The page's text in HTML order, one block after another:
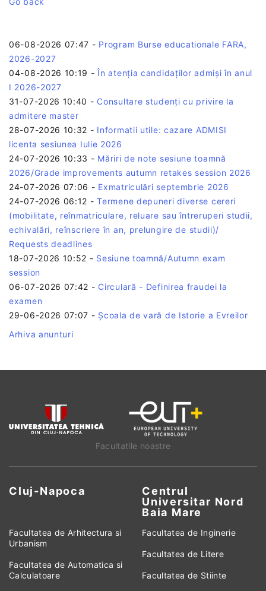
06-08-2026 07:47 - Program Burse educationale FARA,
2026-2027
04-08-2026 10:19 -În atenția candidaților admiși în anul
I 2026-2027
31-07-2026 10:40 - Consultare studenți cu privire la
admitere master
28-07-2026 10:32 - Informatii utile: cazare ADMISI
licenta sesiunea Iulie 2026
24-07-2026 10:33 - Măriri de note sesiune toamnă
2026/Grade improvements autumn retakes session 2026
24-07-2026 07:06 - Exmatriculări septembrie 2026
24-07-2026 06:12 -Termene depuneri diverse cereri
(mobilitate, reînmatriculare, reluare sau întreruperi studii,
echivalări, reînscriere în an, prelungire de studii)/
Requests deadlines
18-07-2026 10:52 - Sesiune toamnă/Autumn exam
session
06-07-2026 07:42 - Circulară - Definirea fraudei la
examen
29-06-2026 07:07 - Școala de vară de Istorie a Evreilor
Arhiva anunturi
Facultatile noastre
Cluj-Napoca
Centrul
Universitar Nord
Baia Mare
Facultatea de Arhitectura si
Urbanism
Facultatea de Automatica si
Calculatoare
Facultatea de Inginerie
Facultatea de Litere
Facultatea de Stiinte